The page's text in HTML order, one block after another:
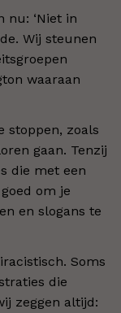
nu: ‘Niet in
Wij steunen
waaraan
stoppen, zoals
gaan. Tenzij
die met een
om je
en slogans te
Soms
die
zeggen altijd: